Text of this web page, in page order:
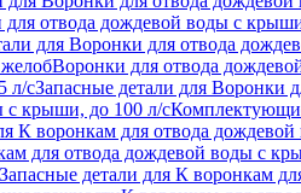
отвода дождевой воды с
для Воронки для отвода
Воронки для отвода
л/сЗапасные детали для Воронки
с крыши, до 100 л/с
К воронкам для отвода
для отвода дождевой воды с
Запасные детали для К воронкам